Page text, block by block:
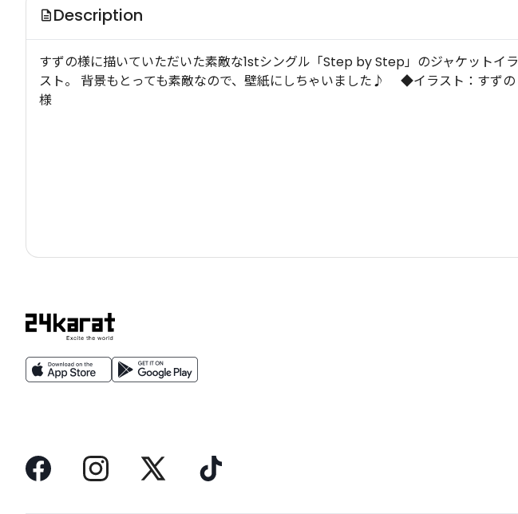
Description
すずの様に描いていただいた素敵な1stシングル「Step by Step」のジャケットイラ
スト。 背景もとっても素敵なので、壁紙にしちゃいました♪ ◆イラスト：すずの
様